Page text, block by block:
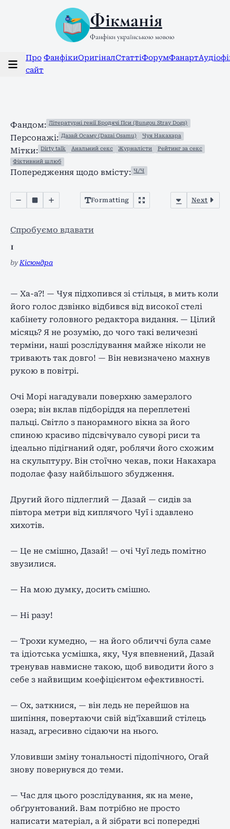
Фікманія
Фанфіки українською мовою
Про
сайт
ФанфікиОригіналСтаттіФорумФанарт
Фандом: Літературні генії Бродячі Пси (Bungou Stray Dogs)
Персонажі: Дазай Осаму (Dazai Osamu) Чуя Накахара
Мітки: Dirty talk Анальний секс Журналісти Рейтинг за секс
Фіктивний шлюб
Попередження щодо вмісту: Ч/Ч
Formatting Next
Спробуємо вдавати
1
by Кісюндра
— Ха-а?! — Чуя підхопився зі стільця, в мить коли
його голос дзвінко відбився від високої стелі
кабінету головного редактора видання. — Цілий
місяць? Я не розумію, до чого такі величезні
терміни, наші розслідування майже ніколи не
тривають так довго! — Він невизначено махнув
рукою в повітрі.
Очі Морі нагадували поверхню замерзлого
озера; він вклав підборіддя на переплетені
пальці. Світло з панорамного вікна за його
спиною красиво підсвічувало суворі риси та
ідеально підігнаний одяг, роблячи його схожим
на скульптуру. Він стоїчно чекав, поки Накахара
подолає фазу найбільшого збудження.
Другий його підлеглий — Дазай — сидів за
півтора метри від киплячого Чуї і здавлено
хихотів.
— Це не смішно, Дазай! — очі Чуї ледь помітно
звузилися.
— На мою думку, досить смішно.
— Ні разу!
— Трохи кумедно, — на його обличчі була саме
та ідіотська усмішка, яку, Чуя впевнений, Дазай
тренував навмисне такою, щоб виводити його з
себе з найвищим коефіцієнтом ефективності.
— Ох, заткнися, — він ледь не перейшов на
шипіння, повертаючи свій від’їхавший стілець
назад, агресивно сідаючи на нього.
Уловивши зміну тональності підопічного, Огай
знову повернувся до теми.
— Час для цього розслідування, як на мене,
обґрунтований. Вам потрібно не просто
написати матеріал, а й зібрати всі попередні